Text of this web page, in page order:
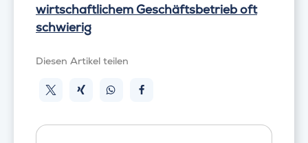
wirtschaftlichem Geschäftsbetrieb oft
schwierig
Diesen Artikel teilen